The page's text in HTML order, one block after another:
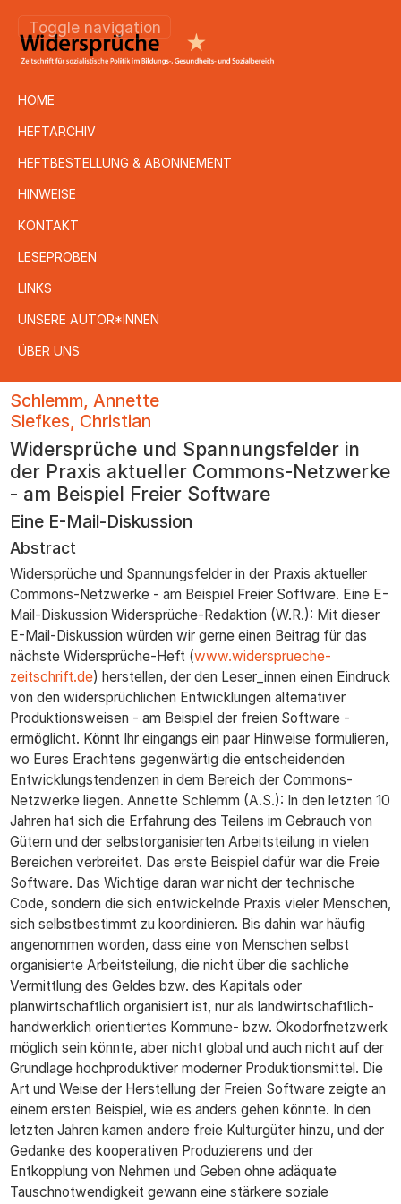
Toggle navigation
HOME
HEFTARCHIV
HEFTBESTELLUNG & ABONNEMENT
HINWEISE
KONTAKT
LESEPROBEN
LINKS
UNSERE AUTOR*INNEN
ÜBER UNS
Direkt
zum
Inhalt
Schlemm, Annette
Siefkes, Christian
Widersprüche und Spannungsfelder in
der Praxis aktueller Commons-Netzwerke
- am Beispiel Freier Software
Eine E-Mail-Diskussion
Abstract
Widersprüche und Spannungsfelder in der Praxis aktueller
Commons-Netzwerke - am Beispiel Freier Software. Eine E-
Mail-Diskussion Widersprüche-Redaktion (W.R.): Mit dieser
E-Mail-Diskussion würden wir gerne einen Beitrag für das
nächste Widersprüche-Heft (www.widersprueche-
zeitschrift.de) herstellen, der den Leser_innen einen Eindruck
von den widersprüchlichen Entwicklungen alternativer
Produktionsweisen - am Beispiel der freien Software -
ermöglicht. Könnt Ihr eingangs ein paar Hinweise formulieren,
wo Eures Erachtens gegenwärtig die entscheidenden
Entwicklungstendenzen in dem Bereich der Commons-
Netzwerke liegen. Annette Schlemm (A.S.): In den letzten 10
Jahren hat sich die Erfahrung des Teilens im Gebrauch von
Gütern und der selbstorganisierten Arbeitsteilung in vielen
Bereichen verbreitet. Das erste Beispiel dafür war die Freie
Software. Das Wichtige daran war nicht der technische
Code, sondern die sich entwickelnde Praxis vieler Menschen,
sich selbstbestimmt zu koordinieren. Bis dahin war häufig
angenommen worden, dass eine von Menschen selbst
organisierte Arbeitsteilung, die nicht über die sachliche
Vermittlung des Geldes bzw. des Kapitals oder
planwirtschaftlich organisiert ist, nur als landwirtschaftlich-
handwerklich orientiertes Kommune- bzw. Ökodorfnetzwerk
möglich sein könnte, aber nicht global und auch nicht auf der
Grundlage hochproduktiver moderner Produktionsmittel. Die
Art und Weise der Herstellung der Freien Software zeigte an
einem ersten Beispiel, wie es anders gehen könnte. In den
letzten Jahren kamen andere freie Kulturgüter hinzu, und der
Gedanke des kooperativen Produzierens und der
Entkopplung von Nehmen und Geben ohne adäquate
Tauschnotwendigkeit gewann eine stärkere soziale